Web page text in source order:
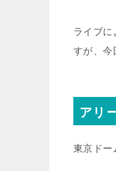
ライブに
すが、今
アリ
東京ドー